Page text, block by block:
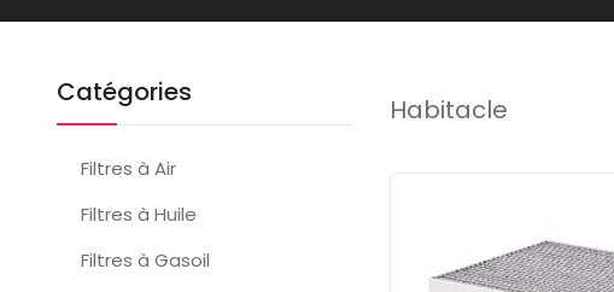
Catégories
Filtres à Air
Filtres à Huile
Filtres à Gasoil
Habitacle